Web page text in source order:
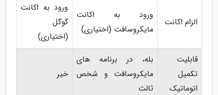
الزام اکانت
ورود به اکانت
مایکروسافت (اختیاری)
ورود به اکانت
گوگل
(اختیاری)
قابلیت
تکمیل
اتوماتیک
بله، در برنامه های
مایکروسافت و شخص
ثالث
خیر